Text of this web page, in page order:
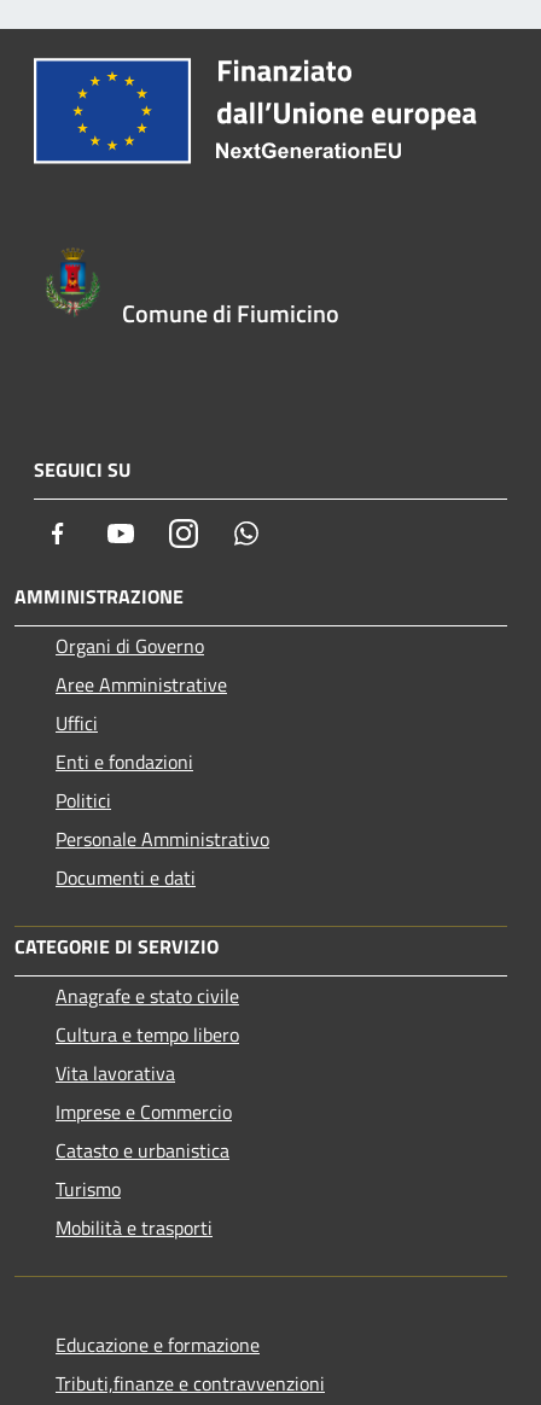
Comune di Fiumicino
SEGUICI SU
Facebook YoutubeInstagram
AMMINISTRAZIONE
Organi di Governo
Aree Amministrative
Uffici
Enti e fondazioni
Politici
Personale Amministrativo
Documenti e dati
CATEGORIE DI SERVIZIO
Anagrafe e stato civile
Cultura e tempo libero
Vita lavorativa
Imprese e Commercio
Catasto e urbanistica
Turismo
Mobilità e trasporti
Educazione e formazione
Tributi,finanze e contravvenzioni